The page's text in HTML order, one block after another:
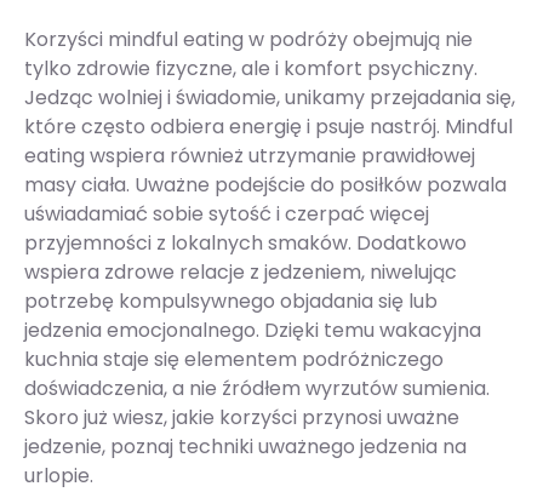
Korzyści mindful eating w podróży obejmują nie
tylko zdrowie fizyczne, ale i komfort psychiczny.
Jedząc wolniej i świadomie, unikamy przejadania się,
które często odbiera energię i psuje nastrój. Mindful
eating wspiera również utrzymanie prawidłowej
masy ciała. Uważne podejście do posiłków pozwala
uświadamiać sobie sytość i czerpać więcej
przyjemności z lokalnych smaków. Dodatkowo
wspiera zdrowe relacje z jedzeniem, niwelując
potrzebę kompulsywnego objadania się lub
jedzenia emocjonalnego. Dzięki temu wakacyjna
kuchnia staje się elementem podróżniczego
doświadczenia, a nie źródłem wyrzutów sumienia.
Skoro już wiesz, jakie korzyści przynosi uważne
jedzenie, poznaj techniki uważnego jedzenia na
urlopie.